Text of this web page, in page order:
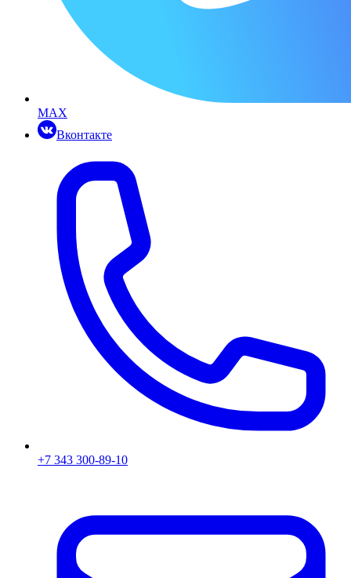
MAX
Вконтакте
+7 343 300-89-10